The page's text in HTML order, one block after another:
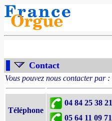
Contact
Vous pouvez nous contacter par :
Téléphone
04 84 25 38 21
05 64 11 09 71